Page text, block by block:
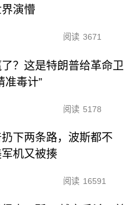
演懵
阅读 3671
？这是特朗普给革命卫
准毒计”
阅读 5178
下两条路，波斯都不
机又被揍
阅读 16591